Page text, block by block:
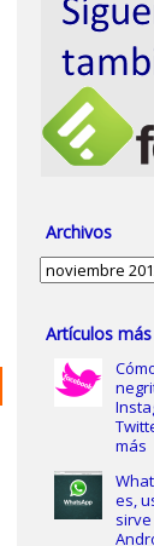
Archivos
Archivos
Artículos
más
es,